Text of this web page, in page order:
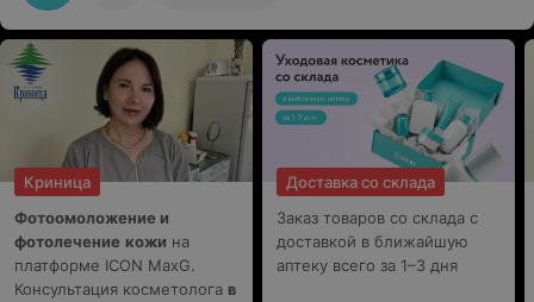
Криница
Фотоомоложение и
фотолечение кожи на
платформе ICON MaxG.
Консультация косметолога в
Доставка со склада
Заказ товаров со склада с
доставкой в ближайшую
аптеку всего за 1–3 дня